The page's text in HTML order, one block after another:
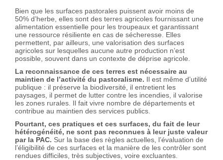
Bien que les surfaces pastorales puissent avoir moins de
50% d’herbe, elles sont des terres agricoles fournissant une
alimentation essentielle pour les troupeaux et garantissant
une ressource résiliente en cas de sécheresse. Elles
permettent, par ailleurs, une valorisation des surfaces
agricoles sur lesquelles aucune autre production n’est
possible, souvent dans un contexte de déprise agricole.
La reconnaissance de ces terres est nécessaire au
maintien de l’activité du pastoralisme. Il est même d’utilité
publique : il préserve la biodiversité, il entretient les
paysages, il permet de lutter contre les incendies, il valorise
les zones rurales. Il fait vivre nombre de départements et
contribue au maintien des services publics.
Pourtant, ces pratiques et ces surfaces, du fait de leur
hétérogénéité, ne sont pas reconnues à leur juste valeur
par la PAC. Sur la base des règles actuelles, l’évaluation de
l’éligibilité de ces surfaces et la manière de les contrôler sont
rendues difficiles, très subjectives, voire excluantes.